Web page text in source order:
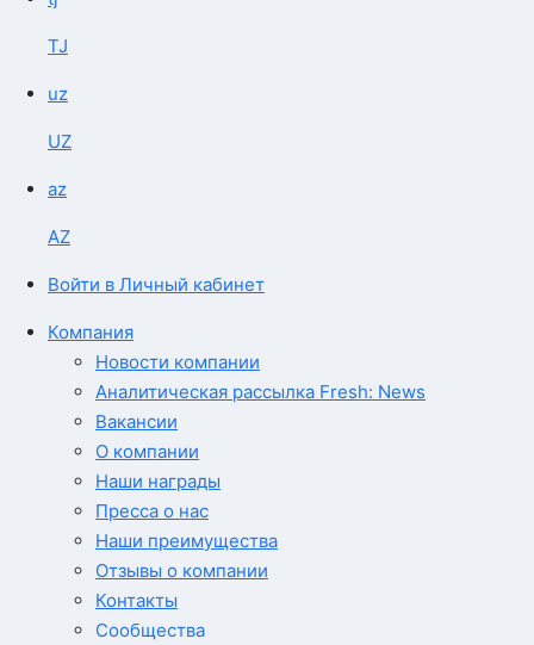
TJ
uz
UZ
az
AZ
Войти в Личный кабинет
Компания
Новости компании
Аналитическая рассылка Fresh: News
Вакансии
О компании
Наши награды
Пресса о нас
Наши преимущества
Отзывы о компании
Контакты
Сообщества